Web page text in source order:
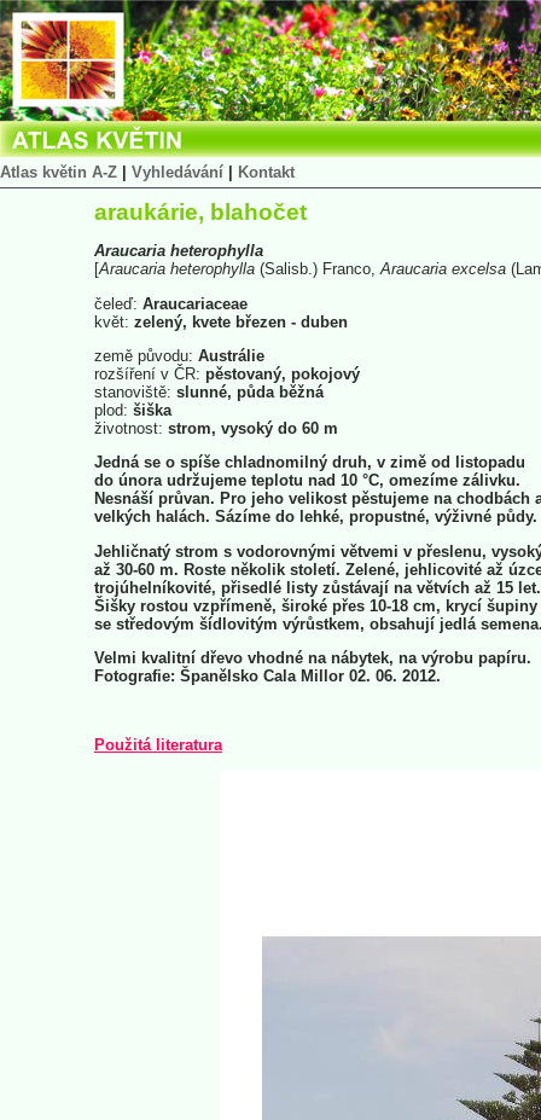
Atlas květin A-Z Vyhledávání Kontakt
araukárie, blahočet
Araucaria heterophylla
[Araucaria heterophylla (Salisb.) Franco,Araucaria excelsa
čeleď: Araucariaceae
květ: zelený, kvete březen - duben
země původu: Austrálie
rozšíření v ČR: pěstovaný, pokojový
stanoviště: slunné, půda běžná
plod: šiška
životnost: strom, vysoký do 60 m
Jedná se o spíše chladnomilný druh, v zimě od listopadu
do února udržujeme teplotu nad 10 °C, omezíme zálivku.
Nesnáší průvan. Pro jeho velikost pěstujeme na chodbách
velkých halách. Sázíme do lehké, propustné, výživné půdy.
Jehličnatý strom s vodorovnými větvemi v přeslenu,
až 30-60 m. Roste několik století. Zelené, jehlicovité až
trojúhelníkovité, přisedlé listy zůstávají na větvích až 15 let.
Šišky rostou vzpřímeně, široké přes 10-18 cm, krycí šupiny
se středovým šídlovitým výrůstkem, obsahují jedlá
Velmi kvalitní dřevo vhodné na nábytek, na výrobu papíru.
Fotografie: Španělsko Cala Millor 02. 06. 2012.
Použitá literatura